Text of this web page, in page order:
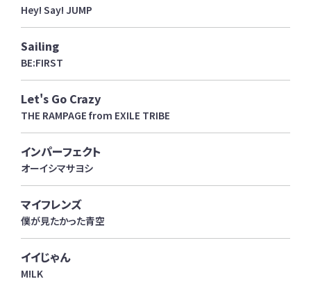
Hey! Say! JUMP
Sailing
BE:FIRST
Let's Go Crazy
THE RAMPAGE from EXILE TRIBE
インパーフェクト
オーイシマサヨシ
マイフレンズ
僕が見たかった青空
イイじゃん
M!LK